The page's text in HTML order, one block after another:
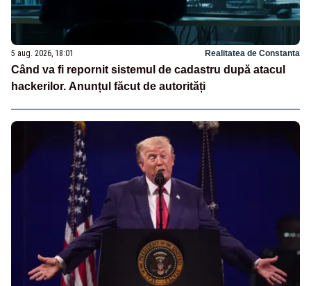
5 aug. 2026, 18:01 Realitatea de Constanta
Când va fi repornit sistemul de cadastru după atacul
hackerilor. Anunțul făcut de autorități